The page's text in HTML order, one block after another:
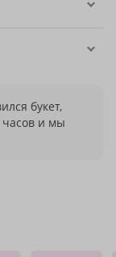
букет,
и мы